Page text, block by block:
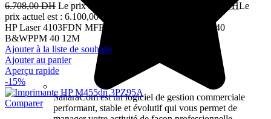
SaharaCom est un logiciel de gestion commerciale
performant, stable et évolutif qui vous permet de
6.708,00DH Le prix initial était : 6.708,00 DH. DHLe
prix actuel est : 6.100,00 DH.
HP Laser 4103FDN MFP 4en1 Réseau Mono A4 R/V 40
B&WPPM 40 12M
Ajouter à la liste de souhaits
Ajouter au panier
Aperçu rapide
-15%
Comparer